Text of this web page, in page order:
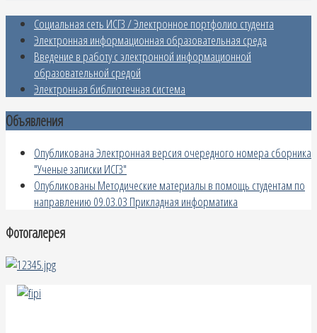
Социальная сеть ИСГЗ / Электронное портфолио студента
Электронная информационная образовательная среда
Введение в работу с электронной информационной
образовательной средой
Электронная библиотечная система
Объявления
Опубликована Электронная версия очередного номера сборника
"Ученые записки ИСГЗ"
Опубликованы Методические материалы в помощь студентам по
направлению 09.03.03 Прикладная информатика
Фотогалерея